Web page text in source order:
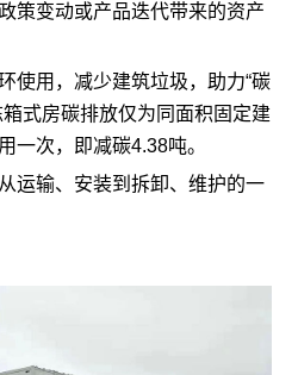
策变动或产品迭代带来的资产
使用，减少建筑垃圾，助力“碳
式房碳排放仅为同面积固定建
一次，即减碳4.38吨。
运输、安装到拆卸、维护的一